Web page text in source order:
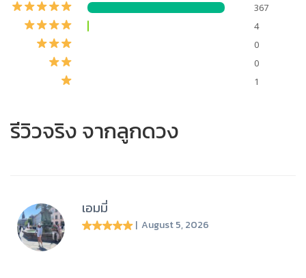
367
4
0
0
1
รีวิวจริง จากลูกดวง
เอมมี่
| August 5, 2026